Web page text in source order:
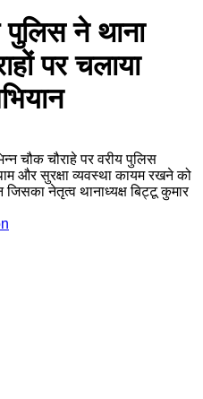
पुलिस ने थाना
पर चलाया
चौक चौराहे पर वरीय पुलिस
और सुरक्षा व्यवस्था कायम रखने को
नेतृत्व थानाध्यक्ष बिट्टू कुमार